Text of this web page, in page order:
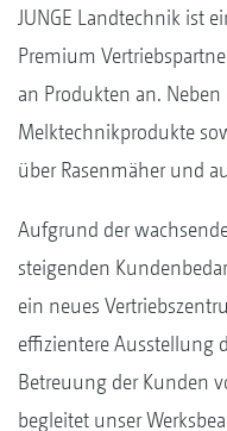
JUNGE Landtechnik ist
Premium
an Produkten an.
Melktechnikprodukte
über Rasenmäher und
Aufgrund der
steigenden
ein neues
effizientere Ausstellung
Betreuung der Kunden
begleitet unser